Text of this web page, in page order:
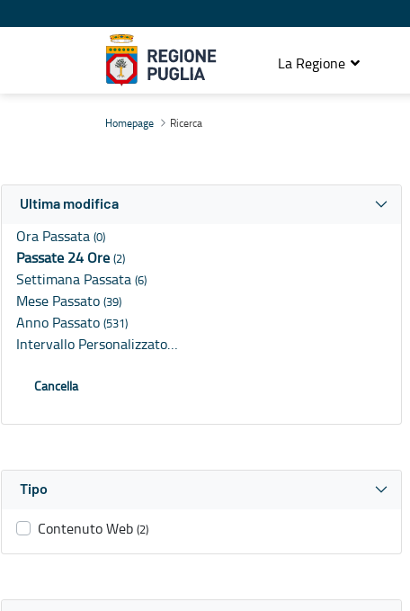
La Regione
Homepage Ricerca
Ultima modifica
Ora Passata (0)
Passate 24 Ore (2)
Settimana Passata (6)
Mese Passato (39)
Anno Passato (531)
Intervallo Personalizzato…
Cancella
Tipo
Contenuto Web (2)